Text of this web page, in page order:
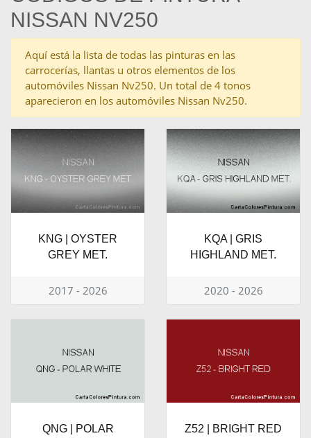
NISSAN NV250
Aquí está la lista de todas las pinturas en las
carrocerías, llantas u otros elementos de los
automóviles Nissan Nv250. Un total de 4 tonos
aparecieron en los automóviles Nissan Nv250.
KNG | OYSTER
GREY MET.
2017 - 2026
KQA | GRIS
HIGHLAND MET.
2020 - 2026
QNG | POLAR
Z52 | BRIGHT RED